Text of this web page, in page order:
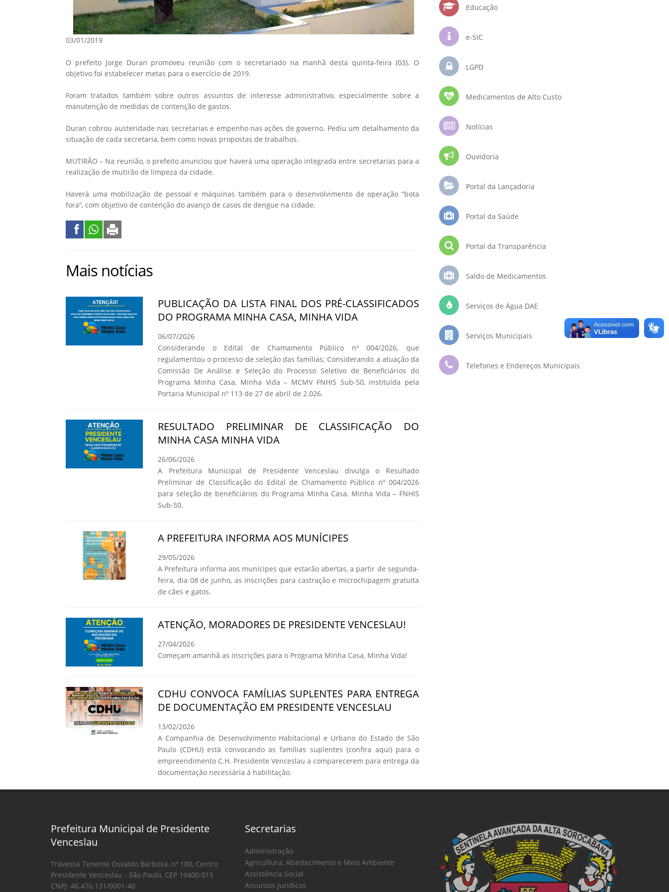
03/01/2019
O prefeito Jorge Duran promoveu reunião com o secretariado na manhã desta quinta-feira (03). O
objetivo foi estabelecer metas para o exercício de 2019.
Foram tratados também sobre outros assuntos de interesse administrativo, especialmente sobre a
manutenção de medidas de contenção de gastos.
Duran cobrou austeridade nas secretarias e empenho nas ações de governo. Pediu um detalhamento da
situação de cada secretaria, bem como novas propostas de trabalhos.
MUTIRÃO – Na reunião, o prefeito anunciou que haverá uma operação integrada entre secretarias para a
realização de mutirão de limpeza da cidade.
Haverá uma mobilização de pessoal e máquinas também para o desenvolvimento de operação “bota
fora”, com objetivo de contenção do avanço de casos de dengue na cidade.
Mais notícias
PUBLICAÇÃO DA LISTA FINAL DOS PRÉ-CLASSIFICADOS
DO PROGRAMA MINHA CASA, MINHA VIDA
06/07/2026
Considerando o Edital de Chamamento Público nº 004/2026, que
regulamentou o processo de seleção das famílias; Considerando a atuação da
Comissão De Análise e Seleção do Processo Seletivo de Beneficiários do
Programa Minha Casa, Minha Vida – MCMV FNHIS Sub-50, instituída pela
Portaria Municipal nº 113 de 27 de abril de 2.026.
RESULTADO PRELIMINAR DE CLASSIFICAÇÃO DO
MINHA CASA MINHA VIDA
26/06/2026
A Prefeitura Municipal de Presidente Venceslau divulga o Resultado
Preliminar de Classificação do Edital de Chamamento Público nº 004/2026
para seleção de beneficiários do Programa Minha Casa, Minha Vida – FNHIS
Sub-50.
A PREFEITURA INFORMA AOS MUNÍCIPES
29/05/2026
A Prefeitura informa aos munícipes que estarão abertas, a partir de segunda-
feira, dia 08 de junho, as inscrições para castração e microchipagem gratuita
de cães e gatos.
ATENÇÃO, MORADORES DE PRESIDENTE VENCESLAU!
27/04/2026
Começam amanhã as inscrições para o Programa Minha Casa, Minha Vida!
CDHU CONVOCA FAMÍLIAS SUPLENTES PARA ENTREGA
DE DOCUMENTAÇÃO EM PRESIDENTE VENCESLAU
13/02/2026
A Companhia de Desenvolvimento Habitacional e Urbano do Estado de São
Paulo (CDHU) está convocando as famílias suplentes (confira aqui) para o
empreendimento C.H. Presidente Venceslau a comparecerem para entrega da
documentação necessária à habilitação.
Educação
e-SIC
LGPD
Medicamentos de Alto Custo
Notícias
Ouvidoria
Portal da Lançadoria
Portal da Saúde
Portal da Transparência
Saldo de Medicamentos
Serviços de Água DAE
Serviços Municipais
Telefones e Endereços Municipais
Prefeitura Municipal de Presidente
Venceslau
Travessa Tenente Osvaldo Barbosa, nº 180, Centro
Presidente Venceslau - São Paulo, CEP 19400-015
CNPJ: 46.476.131/0001-40
Secretarias
Administração
Agricultura, Abastecimento e Meio Ambiente
Assistência Social
Assuntos Jurídicos